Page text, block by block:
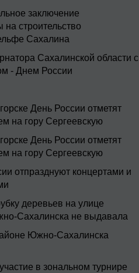
заключение
на строительство
Сахалина
Сахалинской области с
- Днем России
День России отметят
на гору Сергеевскую
День России отметят
на гору Сергеевскую
отпразднуют концертами и
деревьев на улице
Сахалинска не выдавала
Южно-Сахалинска
в зональном турнире